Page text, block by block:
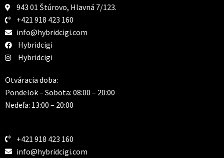
943 01 Štúrovo, Hlavná 7/123.
+421 918 423 160
info@hybridcigi.com
Hybridcigi
Hybridcigi
Otváracia doba:
Pondelok – Sobota: 08:00 – 20:00
Nedeľa: 13:00 – 20:00
+421 918 423 160
info@hybridcigi.com